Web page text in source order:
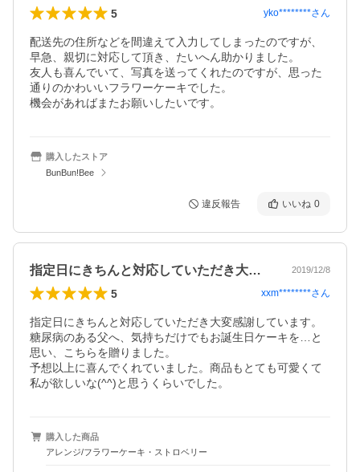
5 yko********さん
配送先の住所などを間違えて入力してしまったのですが、
早急、親切に対応して頂き、たいへん助かりました。
友人も喜んでいて、写真を送ってくれたのですが、思った
通りのかわいいフラワーケーキでした。
機会があればまたお願いしたいです。
購入したストア
BunBun!Bee
違反報告 いいね 0
指定日にきちんと対応していただき大変感… 2019/12/8
5 xxm********さん
指定日にきちんと対応していただき大変感謝しています。
糖尿病のある父へ、気持ちだけでもお誕生日ケーキを…と
思い、こちらを贈りました。
予想以上に喜んでくれていました。商品もとても可愛くて
私が欲しいな(^^)と思うくらいでした。
購入した商品
アレンジ/フラワーケーキ・ストロベリー